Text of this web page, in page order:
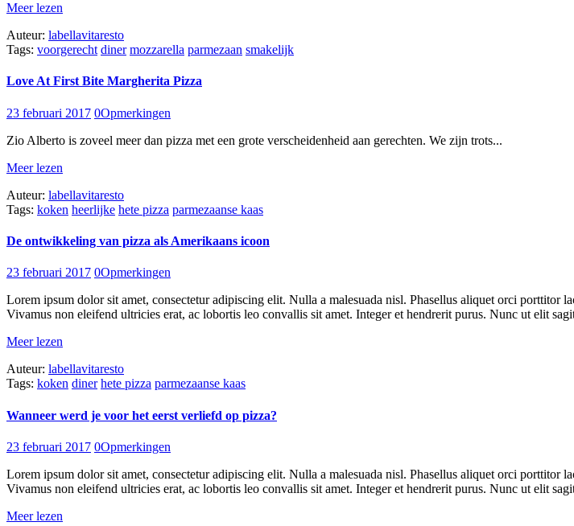
Meer lezen
Auteur: labellavitaresto
Tags: voorgerecht diner mozzarella parmezaan smakelijk
Love At First Bite Margherita Pizza
23 februari 2017 0Opmerkingen
Zio Alberto is zoveel meer dan pizza met een grote verscheidenheid aan gerechten. We zijn trots...
Meer lezen
Auteur: labellavitaresto
Tags: koken heerlijke hete pizza parmezaanse kaas
De ontwikkeling van pizza als Amerikaans icoon
23 februari 2017 0Opmerkingen
Lorem ipsum dolor sit amet, consectetur adipiscing elit. Nulla a malesuada nisl. Phasellus aliquet orci porttitor
Vivamus non eleifend ultricies erat, ac lobortis leo convallis sit amet. Integer et hendrerit purus. Nunc ut elit
Meer lezen
Auteur: labellavitaresto
Tags: koken diner hete pizza parmezaanse kaas
Wanneer werd je voor het eerst verliefd op pizza?
23 februari 2017 0Opmerkingen
Lorem ipsum dolor sit amet, consectetur adipiscing elit. Nulla a malesuada nisl. Phasellus aliquet orci porttitor
Vivamus non eleifend ultricies erat, ac lobortis leo convallis sit amet. Integer et hendrerit purus. Nunc ut elit
Meer lezen